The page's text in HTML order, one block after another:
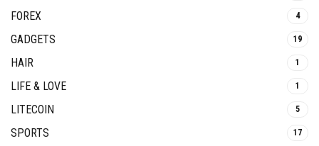
FOREX 4
GADGETS 19
HAIR 1
LIFE & LOVE 1
LITECOIN 5
SPORTS 17